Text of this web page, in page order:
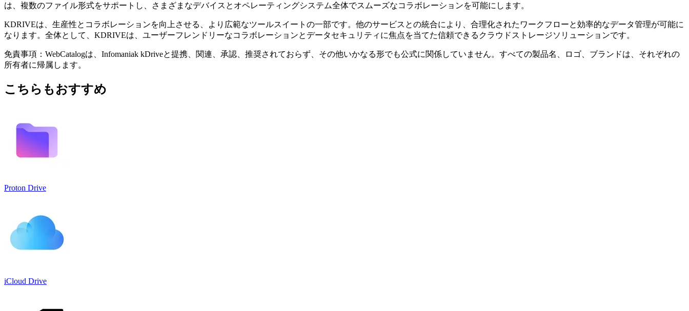
は、複数のファイル形式をサポートし、さまざまなデバイスとオペレーティングシステム全体でスムーズなコラボレーションを可能にします。
KDRIVEは、生産性とコラボレーションを向上させる、より広範なツールスイートの一部です。他のサービスとの統合により、合理化されたワークフローと効率的なデータ管理が可能に
なります。全体として、KDRIVEは、ユーザーフレンドリーなコラボレーションとデータセキュリティに焦点を当てた信頼できるクラウドストレージソリューションです。
免責事項：WebCatalogは、Infomaniak kDriveと提携、関連、承認、推奨されておらず、その他いかなる形でも公式に関係していません。すべての製品名、ロゴ、ブランドは、それぞれの
所有者に帰属します。
こちらもおすすめ
Proton Drive
iCloud Drive